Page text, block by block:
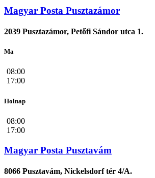
Magyar Posta Pusztazámor
2039 Pusztazámor, Petőfi Sándor utca 1.
Ma
08:00
17:00
Holnap
08:00
17:00
Magyar Posta Pusztavám
8066 Pusztavám, Nickelsdorf tér 4/A.